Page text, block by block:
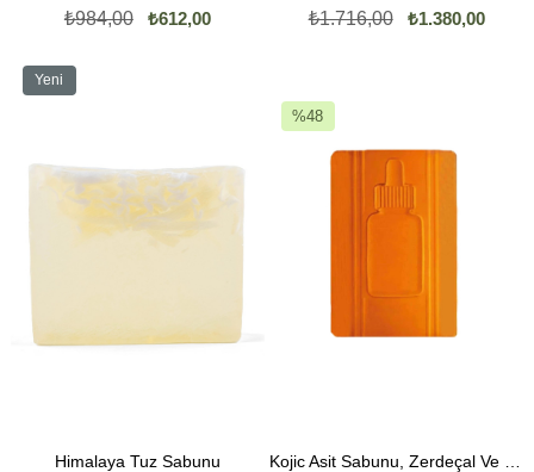
₺612,00
₺984,00 ₺1.380,00
₺1.716,00
Himalaya Tuz Sabunu
Yeni
%48